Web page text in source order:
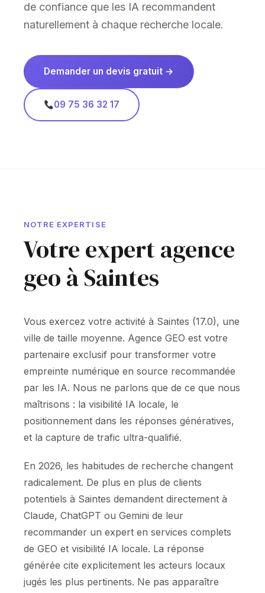
de confiance que les IA recommandent
naturellement à chaque recherche locale.
Demander un devis gratuit →
09 75 36 32 17
NOTRE EXPERTISE
Votre expert agence
geo à Saintes
Vous exercez votre activité à Saintes (17.0), une
ville de taille moyenne. Agence GEO est votre
partenaire exclusif pour transformer votre
empreinte numérique en source recommandée
par les IA. Nous ne parlons que de ce que nous
maîtrisons : la visibilité IA locale, le
positionnement dans les réponses génératives,
et la capture de trafic ultra-qualifié.
En 2026, les habitudes de recherche changent
radicalement. De plus en plus de clients
potentiels à Saintes demandent directement à
Claude, ChatGPT ou Gemini de leur
recommander un expert en services complets
de GEO et visibilité IA locale. La réponse
générée cite explicitement les acteurs locaux
jugés les plus pertinents. Ne pas apparaître